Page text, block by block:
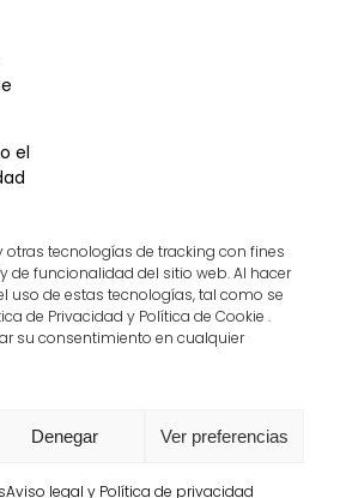
otras tecnologías de tracking con fines
de funcionalidad del sitio web. Al hacer
uso de estas tecnologías, tal como se
de Privacidad y Política de Cookie .
su consentimiento en cualquier
Denegar Ver preferencias
Aviso legal y Política de privacidad
el